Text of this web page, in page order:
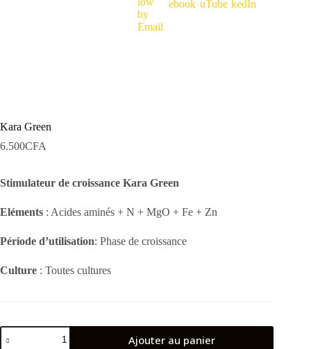
Kara Green
6.500CFA
Stimulateur de croissance Kara Green
Eléments : Acides aminés + N + MgO + Fe + Zn
Période d’utilisation: Phase de croissance
Culture : Toutes cultures
quantité
de
Ajouter au panier